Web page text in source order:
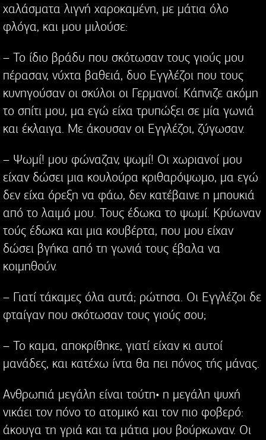
χαλάσματα λιγνή χαροκαμένη, με μάτια όλο
φλόγα, και μου μιλούσε:
– Το ίδιο βράδυ που σκότωσαν τους γιούς μου
πέρασαν, νύχτα βαθειά, δυο Εγγλέζοι που τους
κυνηγούσαν οι σκύλοι οι Γερμανοί. Κάπνιζε ακόμη
το σπίτι μου, μα εγώ είχα τρυπώξει σε μία γωνιά
και έκλαιγα. Με άκουσαν οι Εγγλέζοι, ζύγωσαν.
– Ψωμί! μου φώναζαν, ψωμί! Οι χωριανοί μου
είχαν δώσει μια κουλούρα κριθαρόψωμο, μα εγώ
δεν είχα όρεξη να φάω, δεν κατέβαινε η μπουκιά
από το λαιμό μου. Τους έδωκα το ψωμί. Κρύωναν
τούς έδωκα και μια κουβέρτα, που μου είχαν
δώσει βγήκα από τη γωνιά τους έβαλα να
κοιμηθούν.
– Γιατί τάκαμες όλα αυτά; ρώτησα. Οι Εγγλέζοι δε
φταίγαν που σκότωσαν τους γιούς σου;
– Το καμα, αποκρίθηκε, γιατί είχαν κι αυτοί
μανάδες, και κατέχω ίντα θα πει πόνος τής μάνας.
Ανθρωπιά μεγάλη είναι τούτη• η μεγάλη ψυχή
νικάει τον πόνο το ατομικό και τον πιο φοβερό:
άκουγα τη γριά και τα μάτια μου βούρκωναν. Οι